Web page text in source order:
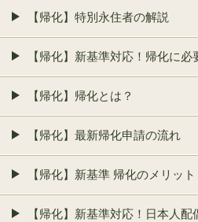
【帰化】特別永住者の解説
【帰化】新基準対応！帰化に必
【帰化】帰化とは？
【帰化】最新帰化申請の流れ
【帰化】新基準 帰化のメリット
【帰化】新基準対応！日本人